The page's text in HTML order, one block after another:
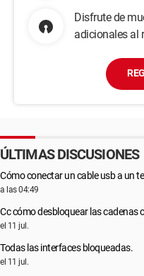
Disfrute de
adicionales al
ÚLTIMAS DISCUSIONES
Cómo conectar un cable usb a un
a las 04:49
Cc cómo desbloquear las cadenas
el 11 jul.
Todas las interfaces bloqueadas.
el 11 jul.